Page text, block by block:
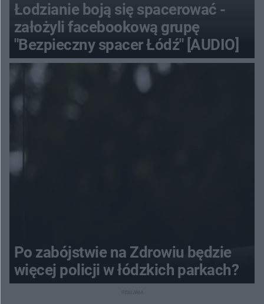
Łodzianie boją się spacerować -
założyli facebookową grupę
"Bezpieczny spacer Łódź" [AUDIO]
Po zabójstwie na Zdrowiu będzie
więcej policji w łódzkich parkach?